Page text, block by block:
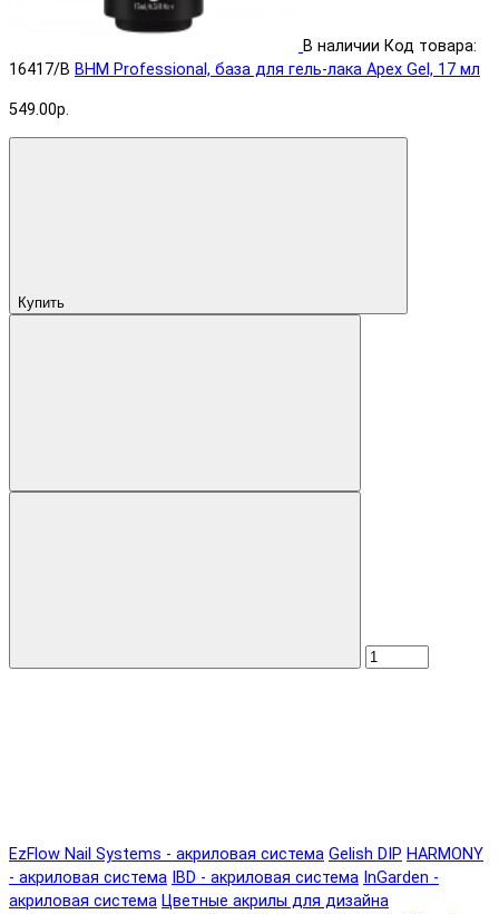
В наличии Код товара:
16417/B BHM Professional, база для гель-лака Apex Gel, 17 мл
549.00р.
Купить
EzFlow Nail Systems - акриловая система Gelish DIP HARMONY
- акриловая система IBD - акриловая система InGarden -
акриловая система Цветные акрилы для дизайна